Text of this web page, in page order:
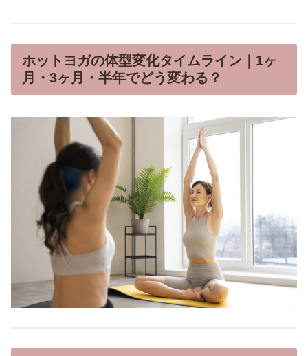
ホットヨガの体型変化タイムライン｜1ヶ
月・3ヶ月・半年でどう変わる？